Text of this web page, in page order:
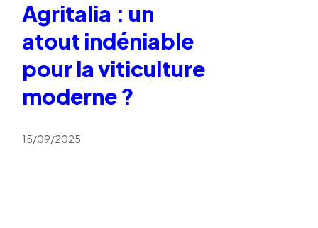
Agritalia : un
atout indéniable
pour la viticulture
moderne ?
15/09/2025